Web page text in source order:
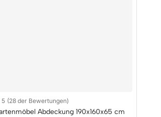
of 5 stars
5 (28 der Bewertungen)
Abdeckung 190x160x65 cm